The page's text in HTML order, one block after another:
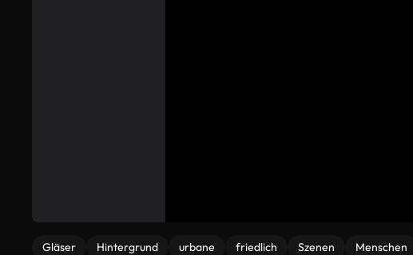
Gläser Hintergrund urbane friedlich Szenen Menschen